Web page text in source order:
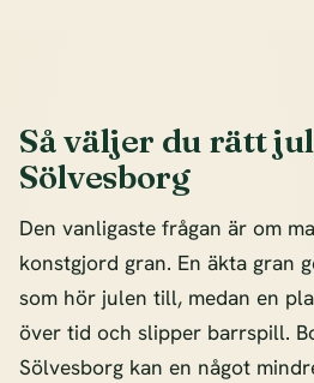
Så väljer du rätt
Sölvesborg
Den vanligaste frågan är om
konstgjord gran. En äkta gran
som hör julen till, medan en
över tid och slipper barrspill.
Sölvesborg kan en något